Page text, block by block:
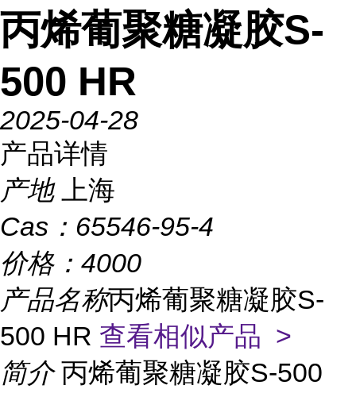
丙烯葡聚糖凝胶S-
500 HR
2025-04-28
产品详情
产地
上海
Cas： 65546-95-4
价格： 4000
产品名称丙烯葡聚糖凝胶S-
500 HR 查看相似产品 >
简介 丙烯葡聚糖凝胶S-500